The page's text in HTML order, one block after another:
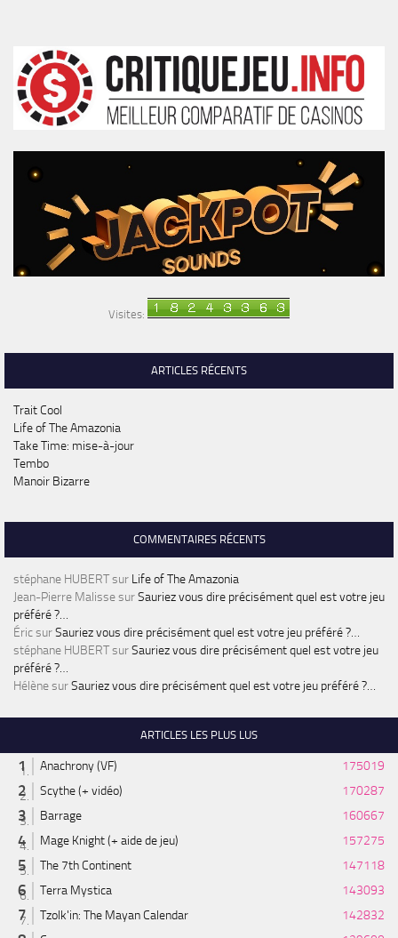
Visites:
ARTICLES RÉCENTS
Trait Cool
Life of The Amazonia
Take Time: mise-à-jour
Tembo
Manoir Bizarre
COMMENTAIRES RÉCENTS
stéphane HUBERTsur Life of The Amazonia
Jean-Pierre MalissesurSauriez vous dire précisément quel est votre jeu
préféré ?…
ÉricsurSauriez vous dire précisément quel est votre jeu préféré ?…
stéphane HUBERTsurSauriez vous dire précisément quel est votre jeu
préféré ?…
HélènesurSauriez vous dire précisément quel est votre jeu préféré ?…
ARTICLES LES PLUS LUS
Anachrony (VF)
175019
Scythe (+ vidéo)
170287
Barrage
160667
Mage Knight (+ aide de jeu)
157275
The 7th Continent
147118
Terra Mystica
143093
Tzolk'in: The Mayan Calendar
142832